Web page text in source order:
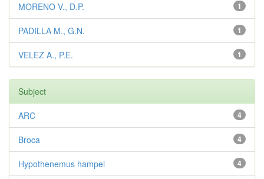
1
MORENO V., D.P.
1
PADILLA M., G.N.
1
VELEZ A., P.E.
Subject
4
ARC
4
Broca
4
Hypothenemus hampei